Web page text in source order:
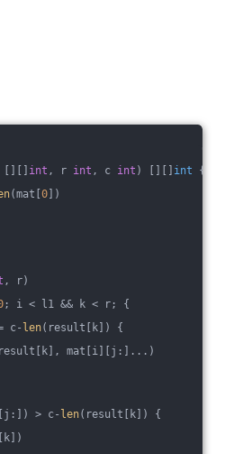
[][] int , r int , c int ) int {
(mat[ 0 ])
, r)
; i < l1 && k < r; {
c- len(result[k]) {
mat[i][j:]...)
> c- len(result[k]) {